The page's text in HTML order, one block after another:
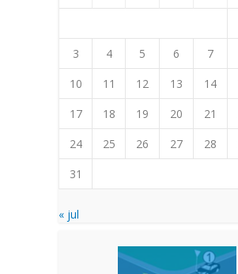
3
4 5 6 7
10
11 12 13 14
17
18 19 20 21
24
25 26 27 28
31
« jul